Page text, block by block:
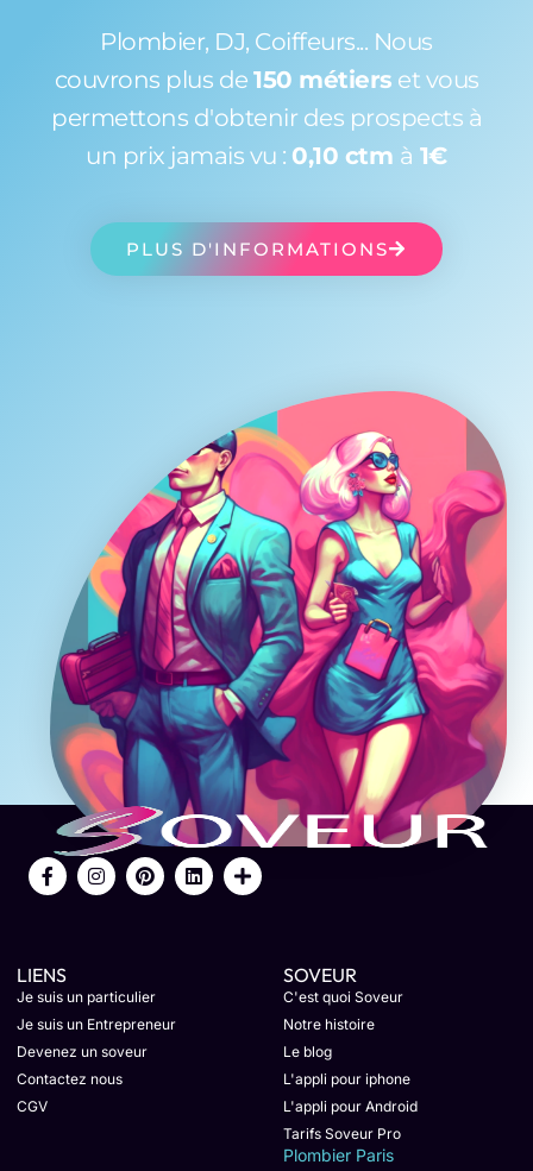
Plombier, DJ, Coiffeurs... Nous
couvrons plus de 150 métiers et vous
permettons d'obtenir des prospects à
un prix jamais vu : 0,10 ctm à 1€
PLUS D'INFORMATIONS
LIENS
Je suis un particulier
Je suis un Entrepreneur
Devenez un soveur
Contactez nous
CGV
SOVEUR
C'est quoi Soveur
Notre histoire
Le blog
L'appli pour iphone
L'appli pour Android
Tarifs Soveur Pro
Plombier Paris